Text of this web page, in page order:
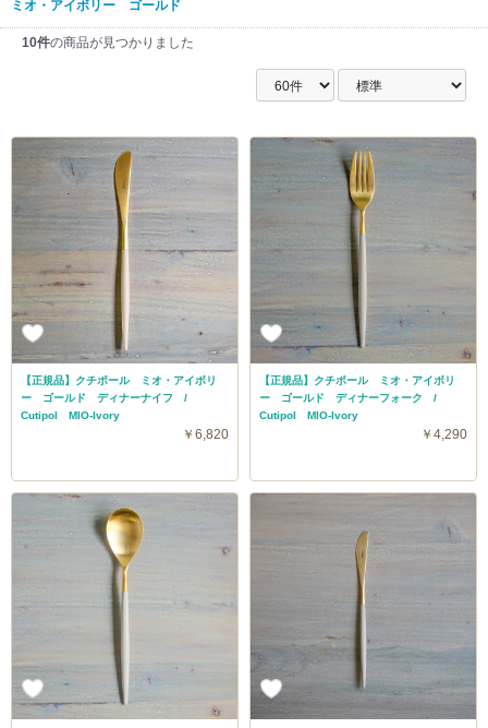
ミオ・アイボリー ゴールド
10件の商品が見つかりました
【正規品】クチポール ミオ・アイボリ
ー ゴールド ディナーナイフ /
Cutipol MIO-Ivory
￥6,820
【正規品】クチポール ミオ・アイボリ
ー ゴールド ディナーフォーク /
Cutipol MIO-Ivory
￥4,290